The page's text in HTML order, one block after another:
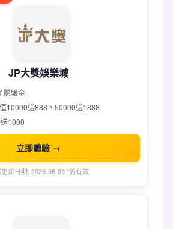
JP大獎娛樂城
體驗金
10000送888，50000送1888
1000
立即體驗 →
新日期: 2026-08-09 *仍有效